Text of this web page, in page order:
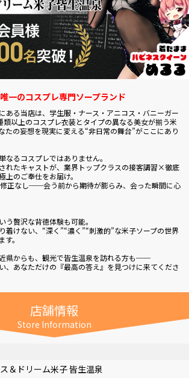
一のコスプレ専門ソープランド
ある当店は、学生服・ナース・アニコス・バニーガー
類以上のコスプレ衣装とタイプの異なる美女が揃う米
たの妄想を現実に変える“非日常の舞台”がここにあり
なるコスプレではありません。
れたキャストが、業界トップクラスの接客講習×徹底
上のご奉仕をお届け。
正なし──会う前から期待が膨らみ、会った瞬間に心
う贅沢な背徳体験も可能。
着けない、“深く”“濃く”“刺激的”な米子ソープの世界
。
県からも、観光で皆生温泉を訪れる方も──
、あなただけの『最高の答え』を見つけに来てくださ
店舗情報
Store Information
＆ドリーム米子 皆生温泉